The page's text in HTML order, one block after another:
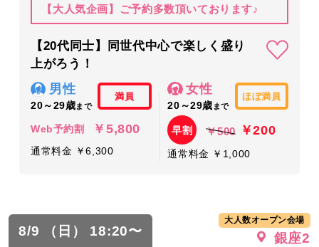
【大人気企画】ご予約多数頂いております♪
【20代同士】同世代中心で楽しく盛り
上がろう！
男性
20～29歳まで
満員
Web予約割 ￥5,800
通常料金 ￥6,300
女性
20～29歳 まで
ほぼ満員
早割 ￥500 ￥200
通常料金 ￥1,000
8/9 （日） 18:20〜
大人数オープン会場
銀座2